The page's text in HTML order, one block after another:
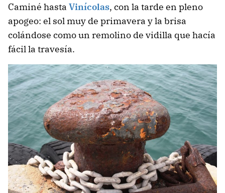
Caminé hasta Vinícolas, con la tarde en pleno
apogeo: el sol muy de primavera y la brisa
colándose como un remolino de vidilla que hacía
fácil la travesía.